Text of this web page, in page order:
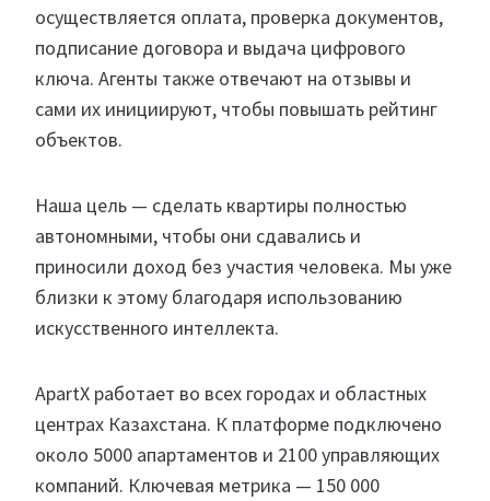
осуществляется оплата, проверка документов,
подписание договора и выдача цифрового
ключа. Агенты также отвечают на отзывы и
сами их инициируют, чтобы повышать рейтинг
объектов.
Наша цель — сделать квартиры полностью
автономными, чтобы они сдавались и
приносили доход без участия человека. Мы уже
близки к этому благодаря использованию
искусственного интеллекта.
ApartX работает во всех городах и областных
центрах Казахстана. К платформе подключено
около 5000 апартаментов и 2100 управляющих
компаний. Ключевая метрика — 150 000